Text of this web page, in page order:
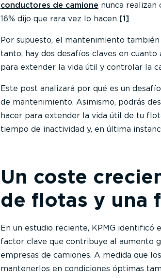
conductores de camione nunca realizan
16% dijo que rara vez lo hacen [1]
Por supuesto, el mantenimiento
tanto, hay dos desafíos claves en
para extender la vida útil y controlar la
Este post analizará por qué es un
de mantenimiento. Asimismo, podrás
hacer para extender la vida útil de tu
tiempo de inactividad y, en última
Un coste
de flotas y una
En un estudio reciente, KPMG
factor clave que contribuye al aumento
empresas de camiones. A medida que
mantenerlos en condiciones óptimas